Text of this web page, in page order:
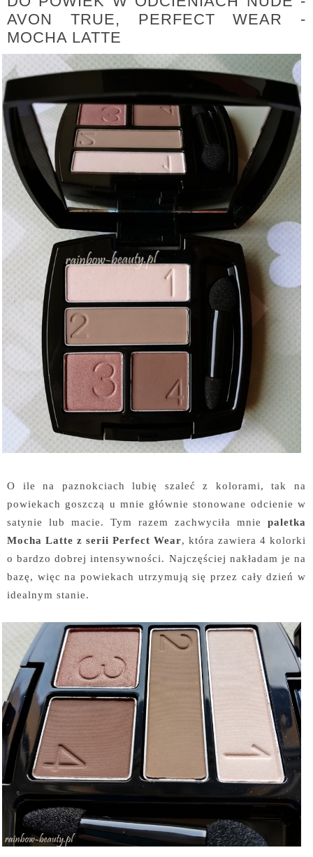
AVON TRUE, PERFECT WEAR -
MOCHA LATTE
O ile na paznokciach lubię szaleć z kolorami, tak na
powiekach goszczą u mnie głównie stonowane odcienie w
satynie lub macie. Tym razem zachwyciła mnie paletka
Mocha Latte z serii Perfect Wear, która zawiera 4 kolorki
o bardzo dobrej intensywności. Najczęściej nakładam je na
bazę, więc na powiekach utrzymują się przez cały dzień w
idealnym stanie.